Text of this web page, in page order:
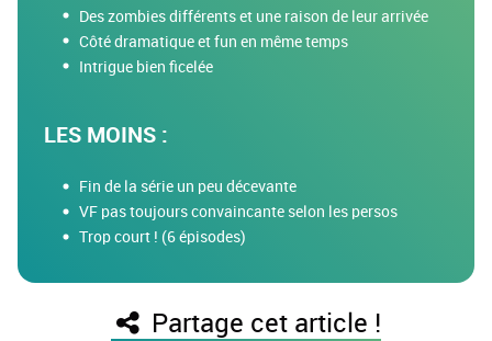
Des zombies différents et une raison de leur arrivée
Côté dramatique et fun en même temps
Intrigue bien ficelée
LES MOINS :
Fin de la série un peu décevante
VF pas toujours convaincante selon les persos
Trop court ! (6 épisodes)
Partage cet article !